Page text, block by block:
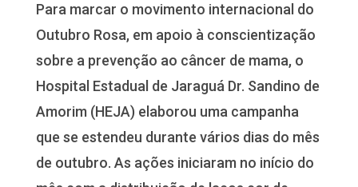
Para marcar o movimento internacional do
Outubro Rosa, em apoio à conscientização
sobre a prevenção ao câncer de mama, o
Hospital Estadual de Jaraguá Dr. Sandino de
Amorim (HEJA) elaborou uma campanha
que se estendeu durante vários dias do mês
de outubro. As ações iniciaram no início do